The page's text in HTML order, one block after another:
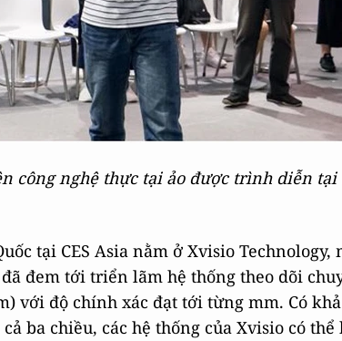
công nghệ thực tại ảo được trình diễn
tại CES Asia nằm ở Xvisio Technology,
đem tới triển lãm hệ thống theo dõi
với độ chính xác đạt tới từng mm. Có
ba chiều, các hệ thống của Xvisio có thể